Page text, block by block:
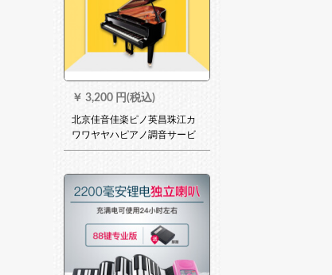
￥ 3,200 円(税込)
北京佳音佳楽ピノ英昌珠江カ
ワワヤヤハピアノ調音サービ
スピノ搬送調音師調琴修理ピ